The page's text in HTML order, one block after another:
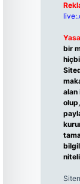
bir
alan